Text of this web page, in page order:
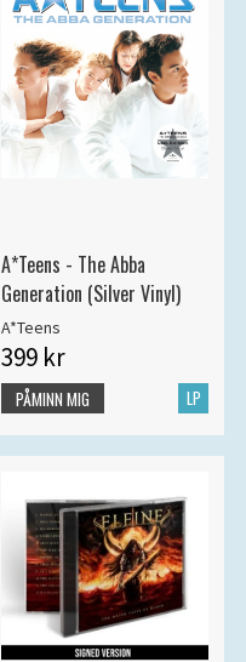
A*Teens - The Abba
Generation (Silver Vinyl)
A*Teens
399 kr
LP
PÅMINN MIG